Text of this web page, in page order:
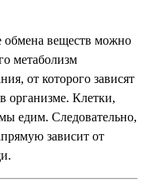
обмена веществ можно
метаболизм
от которого зависят
организме. Клетки,
едим. Следовательно,
зависит от